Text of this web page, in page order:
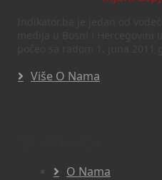
Više O Nama
O Nama